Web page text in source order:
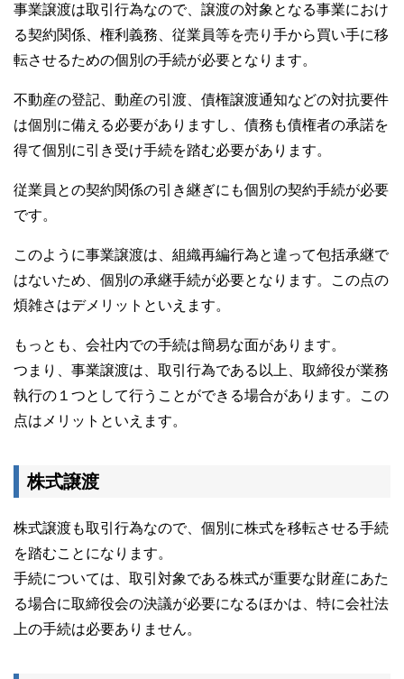
事業譲渡は取引行為なので、譲渡の対象となる事業におけ
る契約関係、権利義務、従業員等を売り手から買い手に移
転させるための個別の手続が必要となります。
不動産の登記、動産の引渡、債権譲渡通知などの対抗要件
は個別に備える必要がありますし、債務も債権者の承諾を
得て個別に引き受け手続を踏む必要があります。
従業員との契約関係の引き継ぎにも個別の契約手続が必要
です。
このように事業譲渡は、組織再編行為と違って包括承継で
はないため、個別の承継手続が必要となります。この点の
煩雑さはデメリットといえます。
もっとも、会社内での手続は簡易な面があります。
つまり、事業譲渡は、取引行為である以上、取締役が業務
執行の１つとして行うことができる場合があります。この
点はメリットといえます。
株式譲渡
株式譲渡も取引行為なので、個別に株式を移転させる手続
を踏むことになります。
手続については、取引対象である株式が重要な財産にあた
る場合に取締役会の決議が必要になるほかは、特に会社法
上の手続は必要ありません。